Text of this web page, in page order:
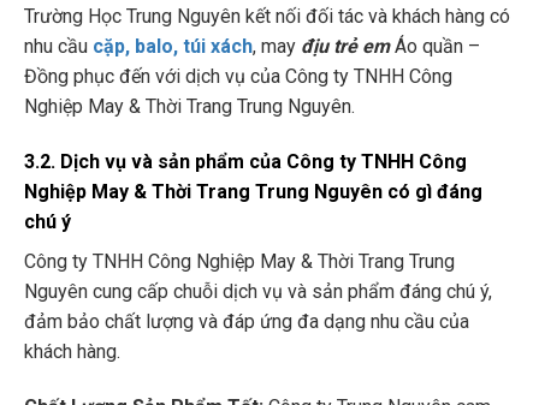
Trường Học Trung Nguyên kết nối đối tác và khách hàng có
nhu cầu cặp, balo, túi xách, may địu trẻ emÁo quần –
Đồng phục đến với dịch vụ của Công ty TNHH Công
Nghiệp May & Thời Trang Trung Nguyên.
3.2. Dịch vụ và sản phẩm của Công ty TNHH Công
Nghiệp May & Thời Trang Trung Nguyên có gì đáng
chú ý
Công ty TNHH Công Nghiệp May & Thời Trang Trung
Nguyên cung cấp chuỗi dịch vụ và sản phẩm đáng chú ý,
đảm bảo chất lượng và đáp ứng đa dạng nhu cầu của
khách hàng.